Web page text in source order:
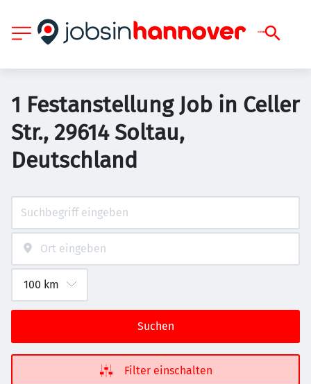
1 Festanstellung Job in Celler
Str., 29614 Soltau,
Deutschland
Suchen
Filter einschalten